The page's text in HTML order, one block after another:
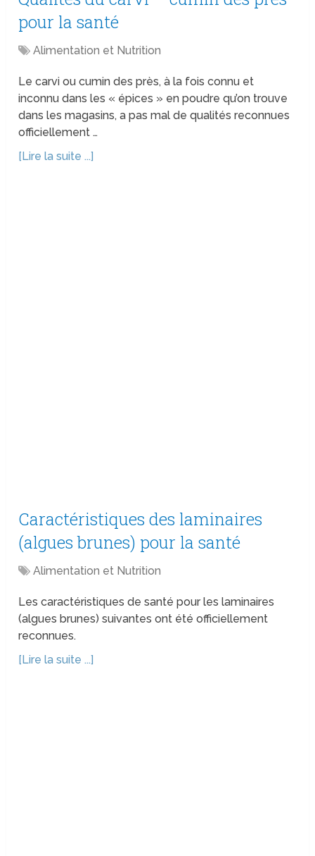
pour la santé
Alimentation et Nutrition
Le carvi ou cumin des près, à la fois connu et
inconnu dans les « épices » en poudre qu’on trouve
dans les magasins, a pas mal de qualités reconnues
officiellement …
[Lire la suite ...]
Caractéristiques des laminaires
(algues brunes) pour la santé
Alimentation et Nutrition
Les caractéristiques de santé pour les laminaires
(algues brunes) suivantes ont été officiellement
reconnues.
[Lire la suite ...]